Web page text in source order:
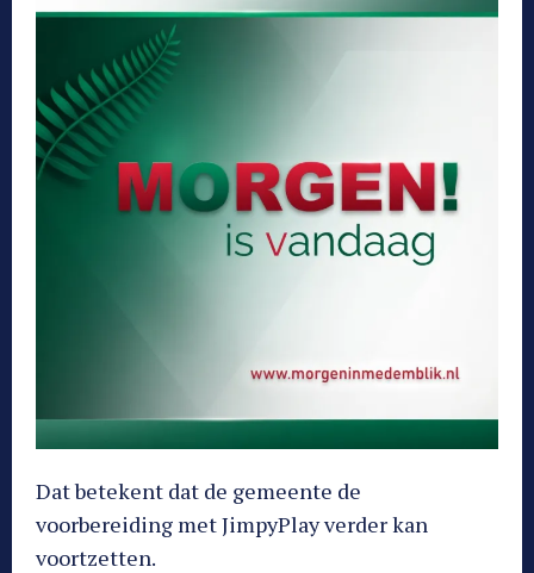
Dat betekent dat de gemeente de
voorbereiding met JimpyPlay verder kan
voortzetten.